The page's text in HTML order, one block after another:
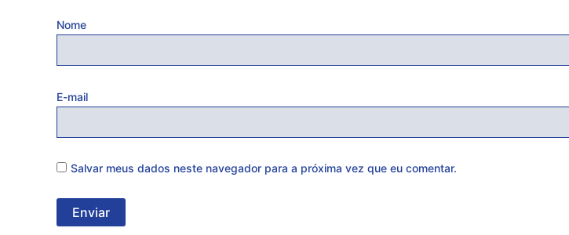
Nome
E-mail
Salvar meus dados neste navegador para a próxima vez que eu comentar.